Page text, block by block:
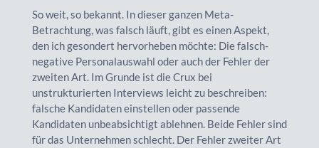
So weit, so bekannt. In dieser ganzen Meta-
Betrachtung, was falsch läuft, gibt es einen Aspekt,
den ich gesondert hervorheben möchte: Die falsch-
negative Personalauswahl oder auch der Fehler der
zweiten Art. Im Grunde ist die Crux bei
unstrukturierten Interviews leicht zu beschreiben:
falsche Kandidaten einstellen oder passende
Kandidaten unbeabsichtigt ablehnen. Beide Fehler sind
für das Unternehmen schlecht. Der Fehler zweiter Art